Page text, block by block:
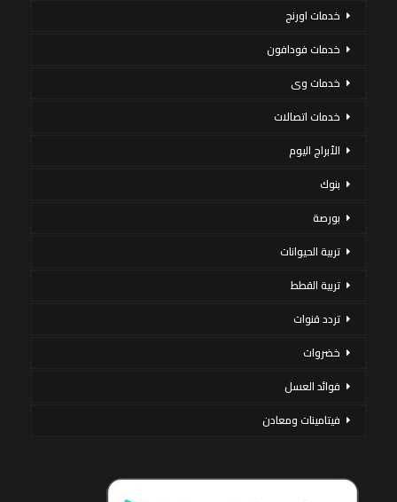
خدمات اورنج
خدمات فودافون
خدمات وى
خدمات اتصالات
الأبراج اليوم
بنوك
بورصة
تربية الحيوانات
تربية القطط
تردد قنوات
خضروات
فوائد العسل
فيتامينات ومعادن